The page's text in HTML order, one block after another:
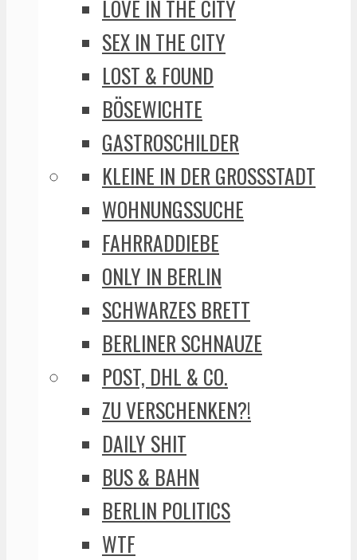
LOVE IN THE CITY
SEX IN THE CITY
LOST & FOUND
BÖSEWICHTE
GASTROSCHILDER
KLEINE IN DER GROSSSTADT
WOHNUNGSSUCHE
FAHRRADDIEBE
ONLY IN BERLIN
SCHWARZES BRETT
BERLINER SCHNAUZE
POST, DHL & CO.
ZU VERSCHENKEN?!
DAILY SHIT
BUS & BAHN
BERLIN POLITICS
WTF